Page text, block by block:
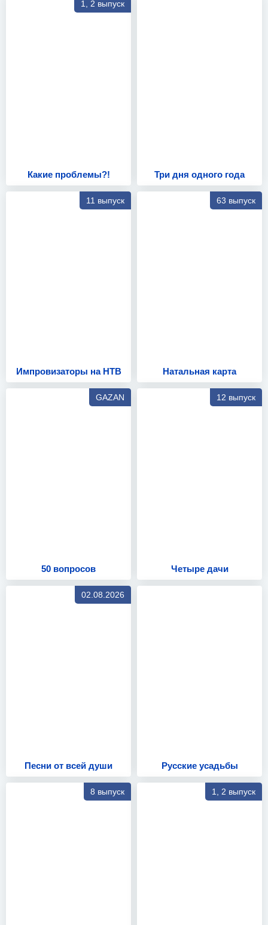
1, 2 выпуск
Какие проблемы?! Три дня одного года
11 выпуск
Импровизаторы на НТВ
63 выпуск
Натальная карта
GAZAN
50 вопросов
12 выпуск
Четыре дачи
02.08.2026
Песни от всей души Русские усадьбы
8 выпуск 1, 2 выпуск